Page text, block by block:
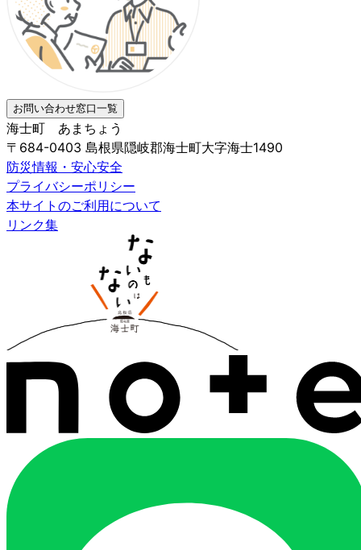
お問い合わせ窓口一覧
海士町 あまちょう
〒684-0403 島根県隠岐郡海士町大字海士1490
防災情報・安心安全
プライバシーポリシー
本サイトのご利用について
リンク集